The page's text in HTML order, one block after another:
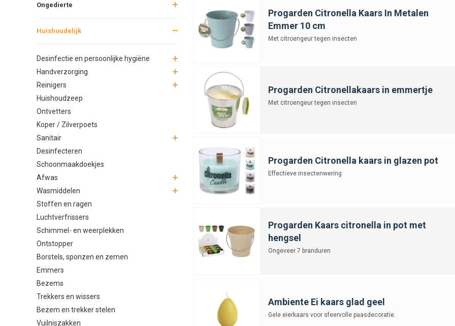
Ongedierte
Huishoudelijk
Desinfectie en persoonlijke hygiëne
Handverzorging
Reinigers
Huishoudzeep
Ontvetters
Koper / Zilverpoets
Sanitair
Desinfecteren
Schoonmaakdoekjes
Afwas
Wasmiddelen
Stoffen en ragen
Luchtverfrissers
Schimmel- en weerplekken
Ontstopper
Borstels, sponzen en zemen
Emmers
Bezems
Trekkers en wissers
Bezem en trekker stelen
Vuilniszakken
Progarden Citronella Kaars In Metalen
Emmer 10 cm
Met citroengeur tegen insecten
Progarden Citronellakaars in emmertje
Met citroengeur tegen insecten
Progarden Citronella kaars in glazen pot
Effectieve insectenwering
Progarden Kaars citronella in pot met
hengsel
Ongeveer 7 branduren
Ambiente Ei kaars glad geel
Gele eierkaars voor sfeervolle paasdecoratie.